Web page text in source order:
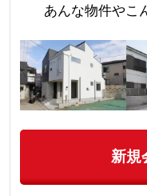
あんな物件やこ
新規